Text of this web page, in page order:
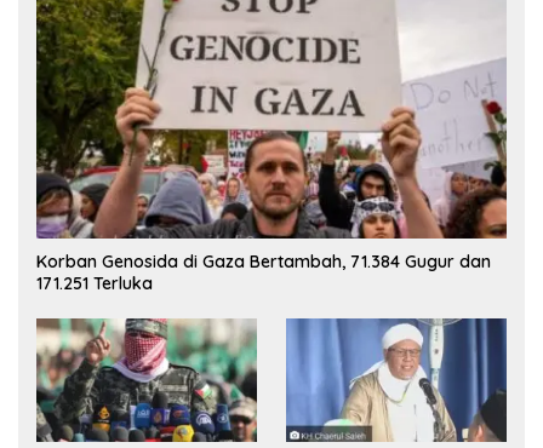
Korban Genosida di Gaza Bertambah, 71.384 Gugur dan
171.251 Terluka